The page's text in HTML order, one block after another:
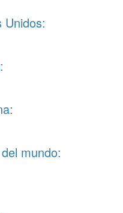
Unidos:
mundo: